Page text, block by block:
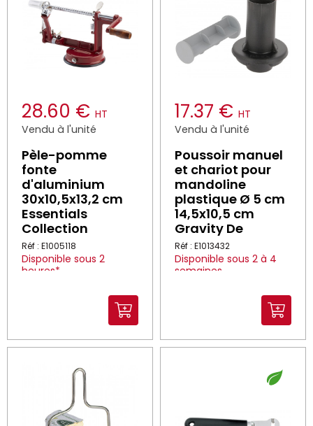
28.60 € HT
Vendu à l'unité
Pèle-pomme
fonte
d'aluminium
30x10,5x13,2 cm
Essentials
Collection
Réf : E1005118
Disponible sous 2
heures*
17.37 € HT
Vendu à l'unité
Poussoir manuel
et chariot pour
mandoline
plastique Ø 5 cm
14,5x10,5 cm
Gravity De
Réf : E1013432
Disponible sous 2 à 4
semaines